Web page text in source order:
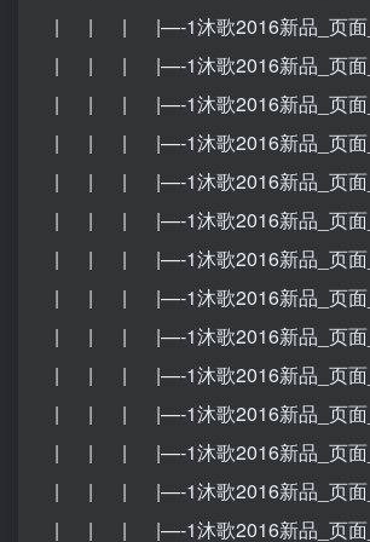
| | | |—-1沐歌2016新品_页面
| | | |—-1沐歌2016新品_页面
| | | |—-1沐歌2016新品_页面
| | | |—-1沐歌2016新品_页面
| | | |—-1沐歌2016新品_页面
| | | |—-1沐歌2016新品_页面
| | | |—-1沐歌2016新品_页面
| | | |—-1沐歌2016新品_页面
| | | |—-1沐歌2016新品_页面
| | | |—-1沐歌2016新品_页面
| | | |—-1沐歌2016新品_页面
| | | |—-1沐歌2016新品_页面
| | | |—-1沐歌2016新品_页面
| | | |—-1沐歌2016新品_页面